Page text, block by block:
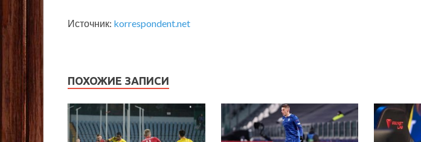
Источник: korrespondent.net
ПОХОЖИЕ ЗАПИСИ